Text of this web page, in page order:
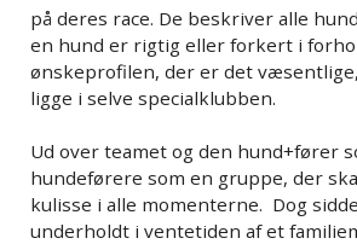
på deres race. De beskriver alle
en hund er rigtig eller forkert i
ønskeprofilen, der er det
ligge i selve specialklubben.
Ud over teamet og den hund+fører
hundeførere som en gruppe, der
kulisse i alle momenterne. Dog
underholdt i ventetiden af et